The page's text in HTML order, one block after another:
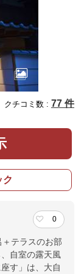
クチコミ数 : 77 件
ク
0
テラスのお部
自室の露天風
す」は、大自